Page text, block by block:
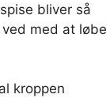
bliver så
med at løbe
kroppen